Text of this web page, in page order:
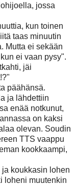
jossa
kun toinen
taas minuutin
Mutta ei sekään
ei vaan pysy".
jäi
päähänsä.
ja lähdettiin
enää notkunut,
on kaksi
olevan. Soudin
TTS vaappu
kookkaampi,
koukkasin lohen
loheni muutenkin